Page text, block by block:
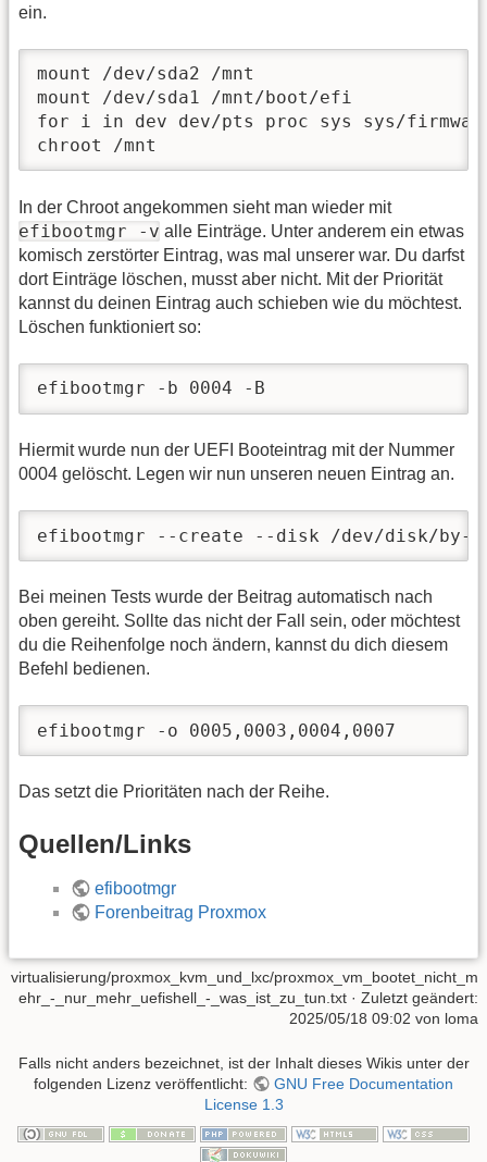
ein.
mount /dev/sda2 /mnt
mount /dev/sda1 /mnt/boot/efi
for i in dev dev/pts proc sys sys/
chroot /mnt
In der Chroot angekommen sieht man wieder mit
efibootmgr -v alle Einträge. Unter anderem ein etwas
komisch zerstörter Eintrag, was mal unserer war. Du darfst
dort Einträge löschen, musst aber nicht. Mit der Priorität
kannst du deinen Eintrag auch schieben wie du möchtest.
Löschen funktioniert so:
efibootmgr -b 0004 -B
Hiermit wurde nun der UEFI Booteintrag mit der Nummer
0004 gelöscht. Legen wir nun unseren neuen Eintrag an.
efibootmgr --create --disk /dev/disk/by-
Bei meinen Tests wurde der Beitrag automatisch nach
oben gereiht. Sollte das nicht der Fall sein, oder möchtest
du die Reihenfolge noch ändern, kannst du dich diesem
Befehl bedienen.
efibootmgr -o 0005,0003,0004,0007
Das setzt die Prioritäten nach der Reihe.
Quellen/Links
efibootmgr
Forenbeitrag Proxmox
virtualisierung/proxmox_kvm_und_lxc/proxmox_vm_bootet_nicht_m
ehr_-_nur_mehr_uefishell_-_was_ist_zu_tun.txt · Zuletzt geändert:
2025/05/18 09:02 von loma
Falls nicht anders bezeichnet, ist der Inhalt dieses Wikis unter der
folgenden Lizenz veröffentlicht:
GNU Free Documentation
License 1.3